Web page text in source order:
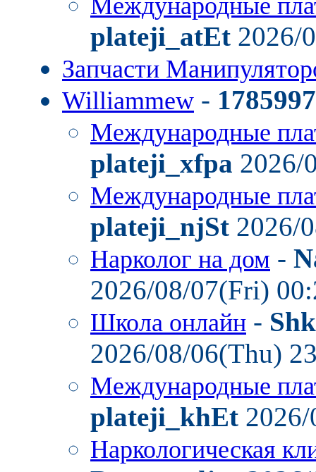
Международные
plateji_atEt 2026/
Запчасти
Williammew -
Международные
plateji_xfpa 2026/
Международные
plateji_njSt 2026/
Нарколог на дом -
2026/08/07(Fri)
Школа онлайн -
2026/08/06(Thu)
Международные
plateji_khEt
Наркологическая